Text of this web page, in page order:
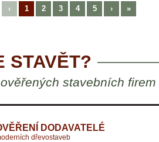
‹ 1 2 3 4 5 › »
STAVĚT?
stavebních firem
DODAVATELÉ
dřevostaveb